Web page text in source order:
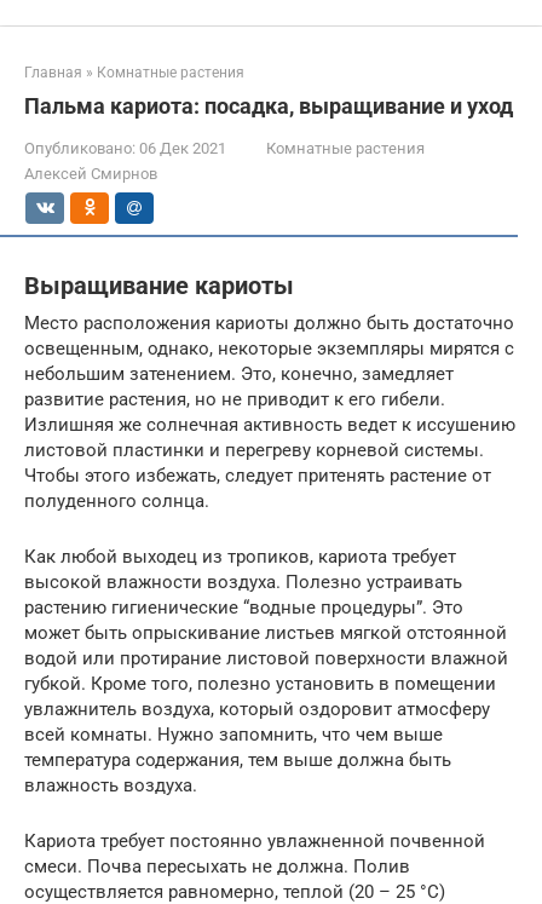
Главная » Комнатные растения
Пальма кариота: посадка, выращивание и уход
Опубликовано: 06 Дек 2021
Комнатные растения
Алексей Смирнов
Выращивание кариоты
Место расположения кариоты должно быть достаточно
освещенным, однако, некоторые экземпляры мирятся с
небольшим затенением. Это, конечно, замедляет
развитие растения, но не приводит к его гибели.
Излишняя же солнечная активность ведет к иссушению
листовой пластинки и перегреву корневой системы.
Чтобы этого избежать, следует притенять растение от
полуденного солнца.
Как любой выходец из тропиков, кариота требует
высокой влажности воздуха. Полезно устраивать
растению гигиенические “водные процедуры”. Это
может быть опрыскивание листьев мягкой отстоянной
водой или протирание листовой поверхности влажной
губкой. Кроме того, полезно установить в помещении
увлажнитель воздуха, который оздоровит атмосферу
всей комнаты. Нужно запомнить, что чем выше
температура содержания, тем выше должна быть
влажность воздуха.
Кариота требует постоянно увлажненной почвенной
смеси. Почва пересыхать не должна. Полив
осуществляется равномерно, теплой (20 – 25 °C)